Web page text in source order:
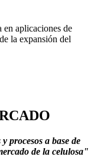
en aplicaciones de
la expansión del
procesos a base de
de la celulosa"